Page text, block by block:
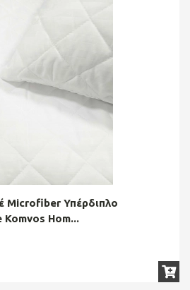
Microfiber Υπέρδιπλο
Hom...